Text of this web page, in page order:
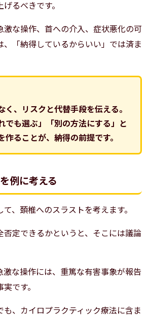
るべきです。
激な操作、首への介入、症状悪化の可
、「納得しているからいい」では済ま
く、リスクと代替手段を伝える。
でも選ぶ」「別の方法にする」と
作ることが、納得の前提です。
例に考える
、頚椎へのスラストを考えます。
否定できるかというと、そこには議論
激な操作には、重篤な有害事象が報告
です。
も、カイロプラクティック療法に含ま